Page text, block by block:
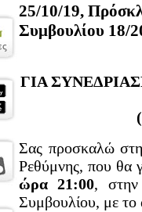
25/10/19,
Συμβουλίου 18/
ΓΙΑ
Σας προσκαλώ
Ρεθύμνης, που θα
ώρα 21:00, στην
Συμβουλίου, με το